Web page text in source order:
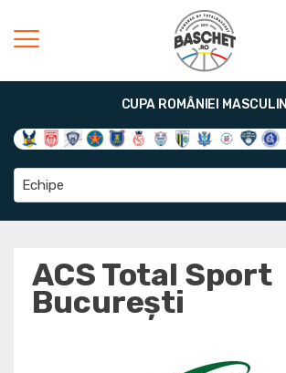
CUPA ROMÂNIEI MASCULIN
Echipe
ACS Total Sport
București